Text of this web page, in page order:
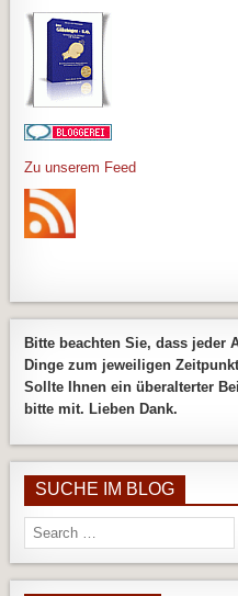
Zu unserem Feed
Bitte beachten Sie, dass jeder
Dinge zum jeweiligen
Sollte Ihnen ein überalterter
bitte mit. Lieben Dank.
SUCHE IM BLOG
Search
for: